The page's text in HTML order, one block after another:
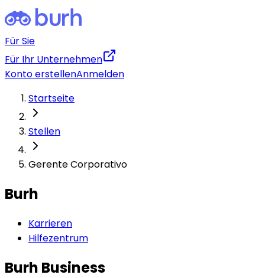
Für Sie
Für Ihr Unternehmen
Konto erstellenAnmelden
Startseite
Stellen
Gerente Corporativo
Burh
Karrieren
Hilfezentrum
Burh Business